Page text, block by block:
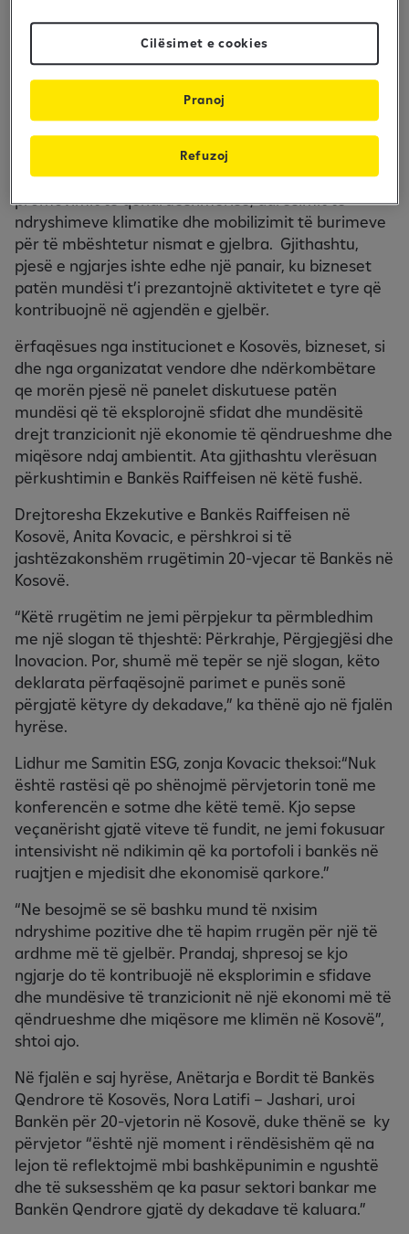
organizuar Samitin ESG (Environmental, Social, and
Governance; në shqip: Ambienti, Shoqëria dhe
Qeverisja) të përqendruar në temën “Tranzicioni në
Samiti i mbajtur më 15-16 qershor në Prishtinë është
përshkruar nga një seri diskutimesh të
përqendruara në aspekte të ndryshme të
promovimit të qëndrueshmërisë, adresimit të
ndryshimeve klimatike dhe mobilizimit të burimeve
për të mbështetur nismat e gjelbra. Gjithashtu,
pjesë e ngjarjes ishte edhe një panair, ku bizneset
patën mundësi t’i prezantojnë aktivitetet e tyre që
kontribuojnë në agjendën e gjelbër.
ërfaqësues nga institucionet e Kosovës, bizneset, si
dhe nga organizatat vendore dhe ndërkombëtare
qe morën pjesë në panelet diskutuese patën
mundësi që të eksplorojnë sfidat dhe mundësitë
drejt tranzicionit një ekonomie të qëndrueshme dhe
miqësore ndaj ambientit. Ata gjithashtu vlerësuan
përkushtimin e Bankës Raiffeisen në këtë fushë.
Drejtoresha Ekzekutive e Bankës Raiffeisen në
Kosovë, Anita Kovacic, e përshkroi si të
jashtëzakonshëm rrugëtimin 20-vjecar të Bankës në
Kosovë.
“Këtë rrugëtim ne jemi përpjekur ta përmbledhim
me një slogan të thjeshtë: Përkrahje, Përgjegjësi dhe
Inovacion. Por, shumë më tepër se një slogan, këto
deklarata përfaqësojnë parimet e punës sonë
përgjatë këtyre dy dekadave,” ka thënë ajo në fjalën
hyrëse.
Lidhur me Samitin ESG, zonja Kovacic theksoi:“Nuk
është rastësi që po shënojmë përvjetorin tonë me
konferencën e sotme dhe këtë temë. Kjo sepse
veçanërisht gjatë viteve të fundit, ne jemi fokusuar
intensivisht në ndikimin që ka portofoli i bankës në
ruajtjen e mjedisit dhe ekonomisë qarkore.”
“Ne besojmë se së bashku mund të nxisim
ndryshime pozitive dhe të hapim rrugën për një të
ardhme më të gjelbër. Prandaj, shpresoj se kjo
ngjarje do të kontribuojë në eksplorimin e sfidave
dhe mundësive të tranzicionit në një ekonomi më të
qëndrueshme dhe miqësore me klimën në Kosovë”,
shtoi ajo.
Në fjalën e saj hyrëse, Anëtarja e Bordit të Bankës
Qendrore të Kosovës, Nora Latifi – Jashari, uroi
Bankën për 20-vjetorin në Kosovë, duke thënë se ky
përvjetor “është një moment i rëndësishëm që na
lejon të reflektojmë mbi bashkëpunimin e ngushtë
dhe të suksesshëm qe ka pasur sektori bankar me
Bankën Qendrore gjatë dy dekadave të kaluara.”
Cilësimet e cookies
Refuzoj
Pranoj